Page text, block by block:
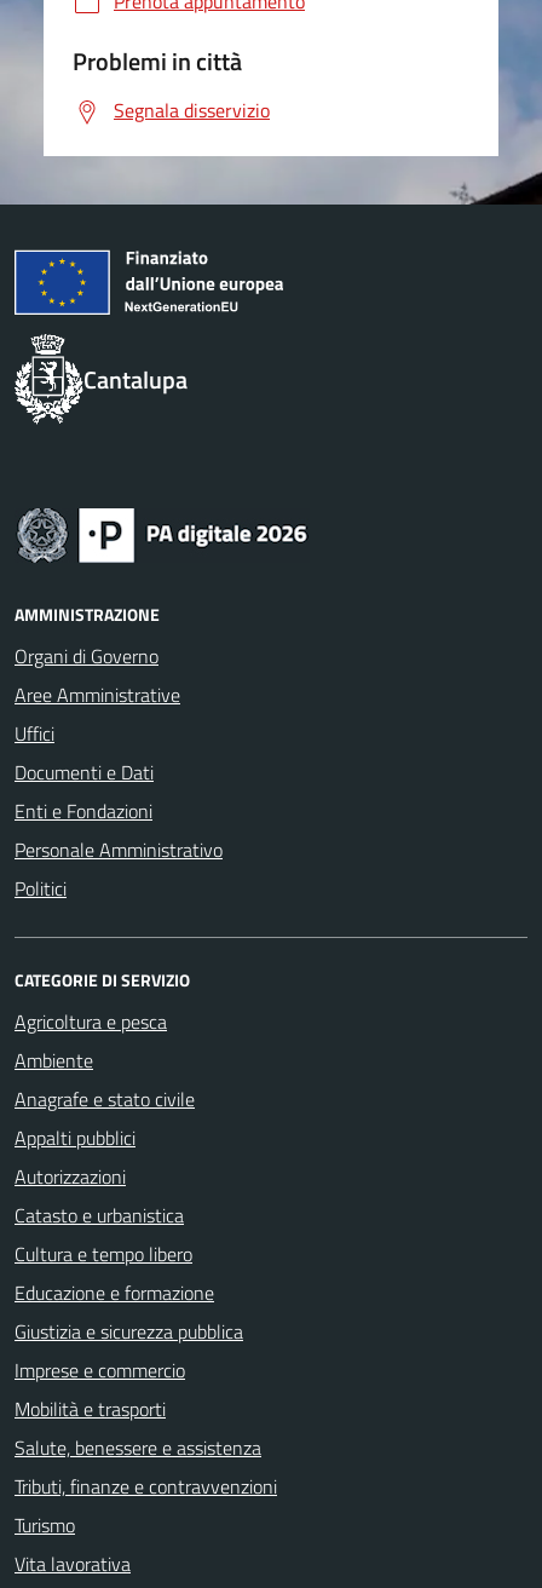
Problemi in città
Segnala disservizio
Cantalupa
AMMINISTRAZIONE
Organi di Governo
Aree Amministrative
Uffici
Documenti e Dati
Enti e Fondazioni
Personale Amministrativo
Politici
CATEGORIE DI SERVIZIO
Agricoltura e pesca
Ambiente
Anagrafe e stato civile
Appalti pubblici
Autorizzazioni
Catasto e urbanistica
Cultura e tempo libero
Educazione e formazione
Giustizia e sicurezza pubblica
Imprese e commercio
Mobilità e trasporti
Salute, benessere e assistenza
Tributi, finanze e contravvenzioni
Turismo
Vita lavorativa